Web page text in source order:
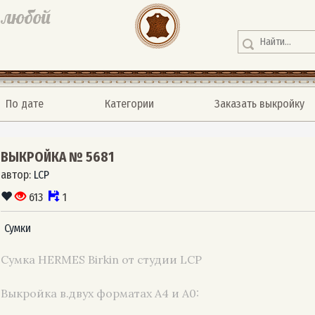
По дате Категории Заказать выкройку
ВЫКРОЙКА № 5681
автор: LCP
613
1
Сумки
Сумка HERMES Birkin от студии LCP
Выкройка в.двух форматах А4 и А0: